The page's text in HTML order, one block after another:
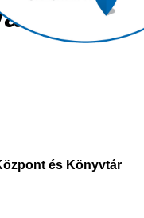
és Könyvtár